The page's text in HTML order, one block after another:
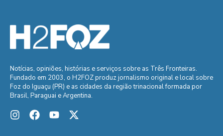
Notícias, opiniões, histórias e serviços sobre as Três Fronteiras.
Fundado em 2003, o H2FOZ produz jornalismo original e local sobre
Foz do Iguaçu (PR) e as cidades da região trinacional formada por
Brasil, Paraguai e Argentina.